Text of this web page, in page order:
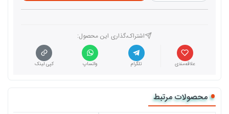
اشتراک،گذاری این محصول‌:
علاقه‌مندی تلگرام واتساپ کپی لینک
محصولات مرتبط